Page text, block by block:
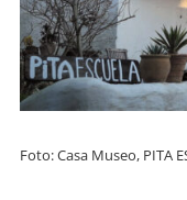
Foto: Casa Museo, PITA